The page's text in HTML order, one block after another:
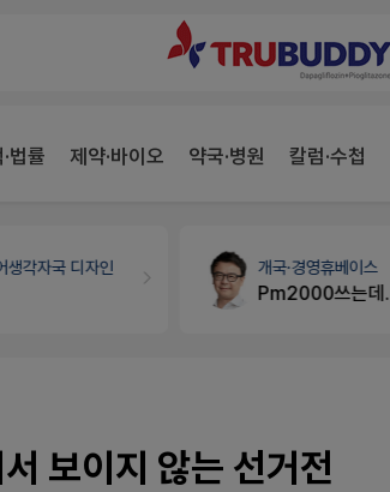
법률 제약·바이오 약국·병원 칼럼·수첩
이스
데..
세무·노무팜텍스
보이지 않는 선거전